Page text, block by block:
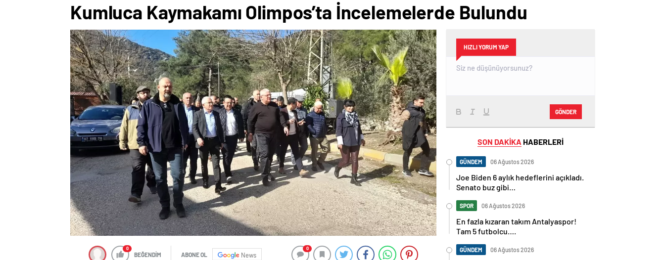
Kumluca Kaymakamı Olimpos’ta İncelemelerde Bulundu
0
BEĞENDİM ABONE OL News
0
HIZLI YORUM YAP
GÖNDER
SON DAKİKA HABERLERİ
GÜNDEM 06 Ağustos 2026
Joe Biden 6 aylık hedeflerini açıkladı.
Senato buz gibi…
SPOR 06 Ağustos 2026
En fazla kızaran takım Antalyaspor!
Tam 5 futbolcu….
GÜNDEM 06 Ağustos 2026